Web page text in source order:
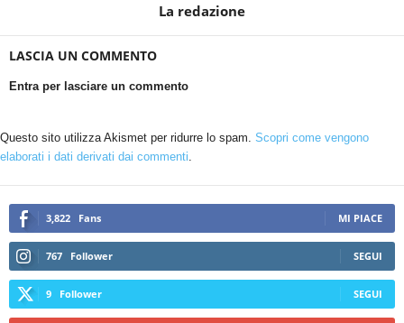
La redazione
LASCIA UN COMMENTO
Entra per lasciare un commento
Questo sito utilizza Akismet per ridurre lo spam. Scopri come vengono
elaborati i dati derivati dai commenti
3,822 Fans MI PIACE
767 Follower SEGUI
9 Follower SEGUI